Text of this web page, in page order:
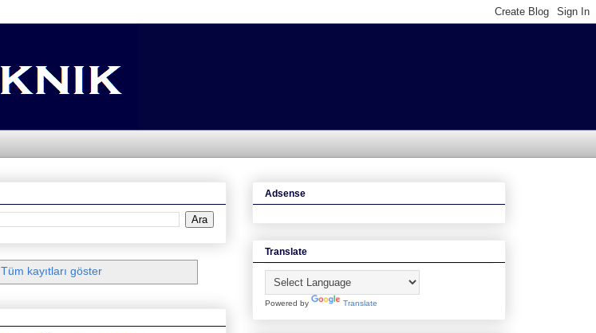
Tüm kayıtları göster
Adsense
Translate
Powered by Translate